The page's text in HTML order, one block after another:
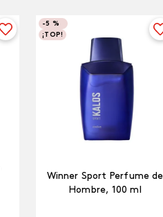
-5 %
¡TOP!
Winner Sport Perfume de
Hombre, 100 ml